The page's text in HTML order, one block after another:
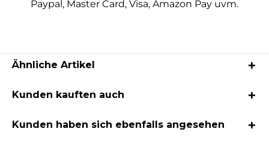
Paypal, Master Card, Visa, Amazon Pay uvm.
Ähnliche Artikel
Kunden kauften auch
Kunden haben sich ebenfalls angesehen